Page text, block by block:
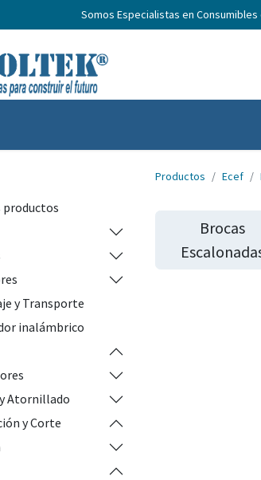
Somos Especialistas en
productos
y Transporte
inalámbrico
Atornillado
y Corte
Productos Ecef
Brocas